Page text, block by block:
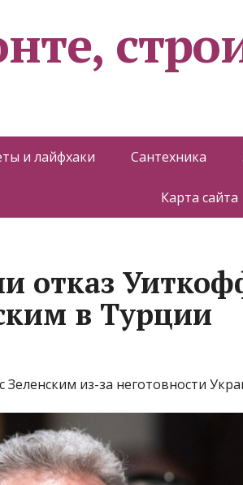
и лайфхаки Сантехника
Карта сайта
отказ
в Турции
Зеленским из-за неготовности